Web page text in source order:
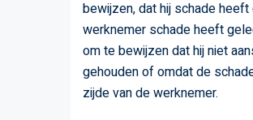
bewijzen, dat hij schade
werknemer schade heeft
om te bewijzen dat hij niet
gehouden of omdat de
zijde van de werknemer.